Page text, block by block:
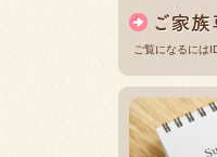
ご覧になるには